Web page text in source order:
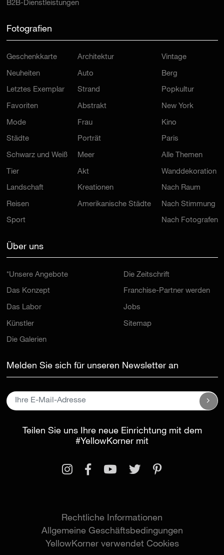
B2B-Dienstleistungen
Fotografien
Geschenkkarte
Neuheiten
Letztes Exemplar
Favoriten
Mode
Städte
Schwarz und Weiß
Tier
Landschaft
Reisen
Sport
Architektur
Auto
Strand
Abstrakt
Frau
Porträt
Meer
Akt
Kreationen
Amerikanische Städte
Vintage
Berg
Popkultur
New York
Kino
Paris
Alle Themen
Wanddekoration
Nach Raum
Nach Stimmung
Nach Fotografen
Über uns
*Unsere Angebote
Das Konzept
Das Labor
Künstler
Die Galerien
Die Zeitschrift
Franchise-Partner werden
Jobs
Sitemap
Melden Sie sich für unseren Newsletter an
Teilen Sie uns Ihre neue Einrichtung mit dem
#YellowKorner mit
Rechtliche Informationen
Allgemeine Geschäftsbedingungen
YellowKorner verwendet Cookies